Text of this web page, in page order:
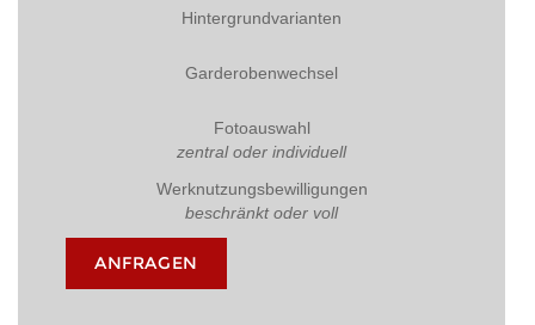
Hintergrundvarianten
Garderobenwechsel
Fotoauswahl
zentral oder individuell
Werknutzungsbewilligungen
beschränkt oder voll
ANFRAGEN